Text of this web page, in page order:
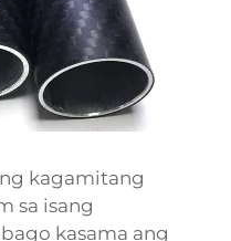
kagamitang
sa isang
kasama ang